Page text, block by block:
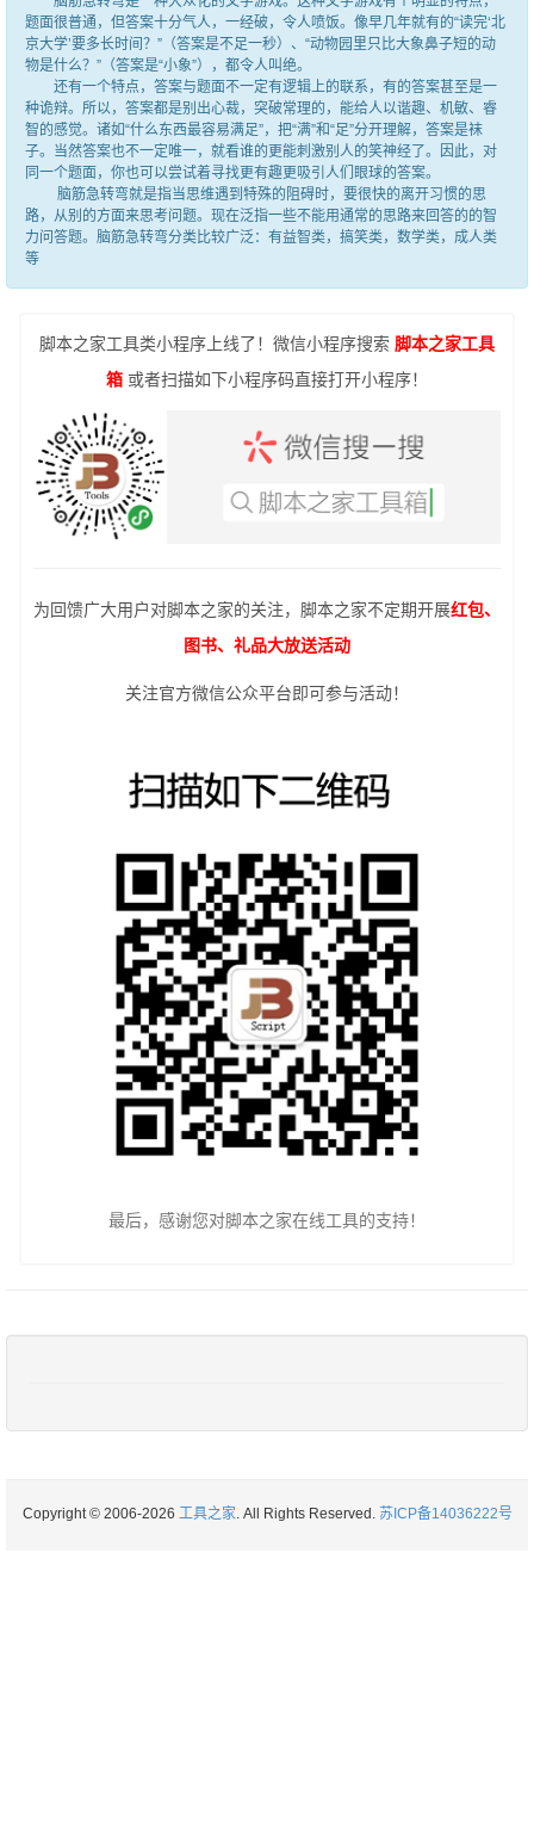
题面很普通，但答案十分气人，一经破，令人喷饭。像早几年就有的“读完‘北
京大学’要多长时间？”（答案是不足一秒）、“动物园里只比大象鼻子短的动
物是什么？”（答案是“小象”），都令人叫绝。
还有一个特点，答案与题面不一定有逻辑上的联系，有的答案甚至是一
种诡辩。所以，答案都是别出心裁，突破常理的，能给人以谐趣、机敏、睿
智的感觉。诸如“什么东西最容易满足”，把“满”和“足”分开理解，答案是袜
子。当然答案也不一定唯一，就看谁的更能刺激别人的笑神经了。因此，对
同一个题面，你也可以尝试着寻找更有趣更吸引人们眼球的答案。
脑筋急转弯就是指当思维遇到特殊的阻碍时，要很快的离开习惯的思
路，从别的方面来思考问题。现在泛指一些不能用通常的思路来回答的的智
力问答题。脑筋急转弯分类比较广泛：有益智类，搞笑类，数学类，成人类
等
脚本之家工具类小程序上线了！微信小程序搜索 脚本之家工具
箱 或者扫描如下小程序码直接打开小程序！
为回馈广大用户对脚本之家的关注，脚本之家不定期开展红包、
图书、礼品大放送活动
关注官方微信公众平台即可参与活动！
最后，感谢您对脚本之家在线工具的支持！
Copyright © 2006-2026 工具之家. All Rights Reserved. 苏ICP备14036222号